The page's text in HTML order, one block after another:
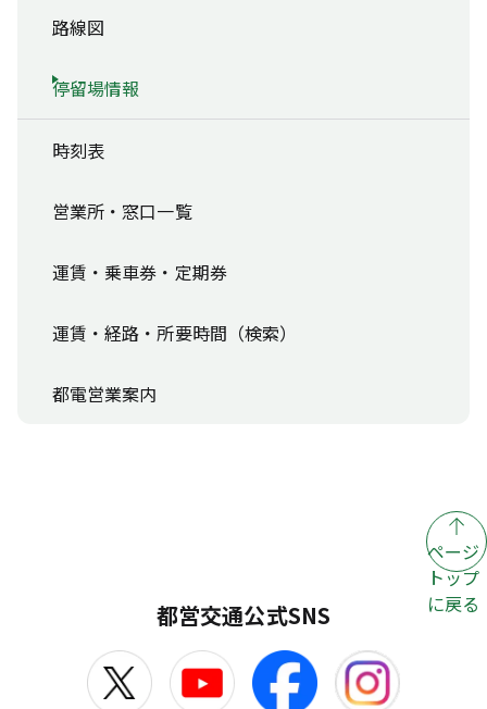
路線図
停留場情報
時刻表
営業所・窓口一覧
運賃・乗車券・定期券
運賃・経路・所要時間（検索）
都電営業案内
ページ
トップ
に戻る
都営交通公式SNS